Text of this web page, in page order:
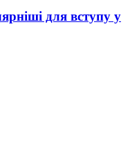
для вступу у